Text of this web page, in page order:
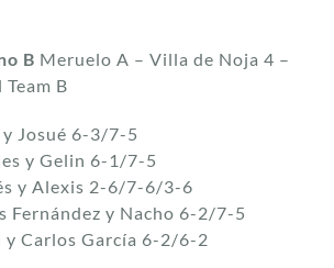
B Meruelo A – Villa de Noja 4 –
B
y Josué 6-3/7-5
y Gelin 6-1/7-5
y Alexis 2-6/7-6/3-6
Fernández y Nacho 6-2/7-5
y Carlos García 6-2/6-2